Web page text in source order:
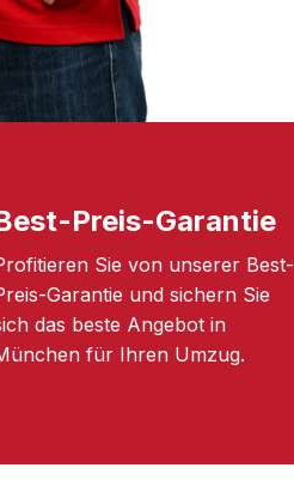
Preis-Garantie
Sie von unserer Best-
Garantie und sichern Sie
das beste Angebot in
für Ihren Umzug.